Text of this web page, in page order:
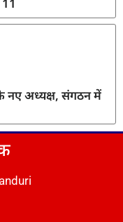
नए अध्यक्ष, संगठन में